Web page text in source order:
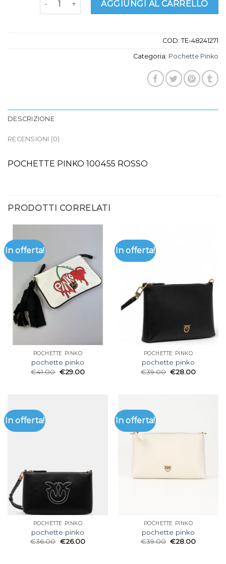
AGGIUNGI AL CARRELLO
COD: TE-48241271
Categoria: Pochette Pinko
DESCRIZIONE
RECENSIONI (0)
POCHETTE PINKO 100455 ROSSO
PRODOTTI CORRELATI
In offerta!
POCHETTE PINKO
pochette pinko
€41.00 €29.00
In offerta!
POCHETTE PINKO
pochette pinko
€39.00 €28.00
In offerta!
POCHETTE PINKO
pochette pinko
€36.00 €26.00
In offerta!
POCHETTE PINKO
pochette pinko
€39.00 €28.00